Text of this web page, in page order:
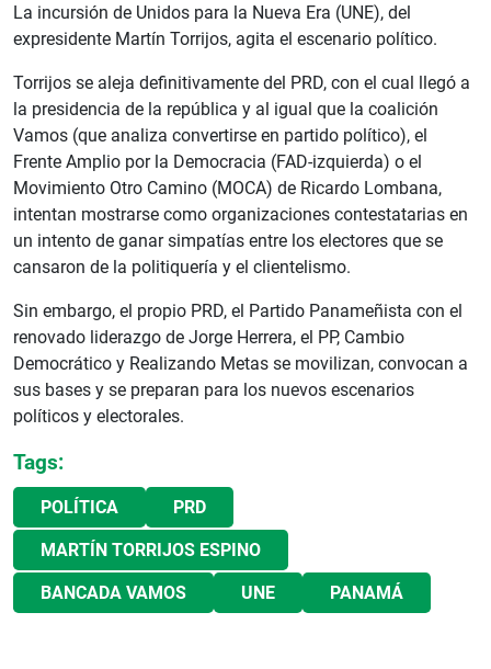
La incursión de Unidos para la Nueva Era (UNE), del
expresidente Martín Torrijos, agita el escenario político.
Torrijos se aleja definitivamente del PRD, con el cual llegó a
la presidencia de la república y al igual que la coalición
Vamos (que analiza convertirse en partido político), el
Frente Amplio por la Democracia (FAD-izquierda) o el
Movimiento Otro Camino (MOCA) de Ricardo Lombana,
intentan mostrarse como organizaciones contestatarias en
un intento de ganar simpatías entre los electores que se
cansaron de la politiquería y el clientelismo.
Sin embargo, el propio PRD, el Partido Panameñista con el
renovado liderazgo de Jorge Herrera, el PP, Cambio
Democrático y Realizando Metas se movilizan, convocan a
sus bases y se preparan para los nuevos escenarios
políticos y electorales.
Tags:
POLÍTICA PRD
MARTÍN TORRIJOS ESPINO
BANCADA VAMOS UNE PANAMÁ